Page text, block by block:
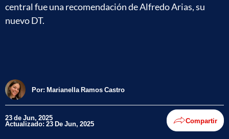
central fue una recomendación de Alfredo Arias, su
nuevo DT.
Por: Marianella Ramos Castro
23 de Jun, 2025
Actualizado: 23 De Jun, 2025 Compartir